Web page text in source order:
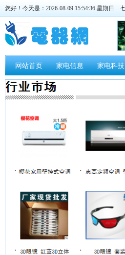
您好！今天是：2026-08-09 15:54:36 星期日
网站首页 家电信息 家电科技